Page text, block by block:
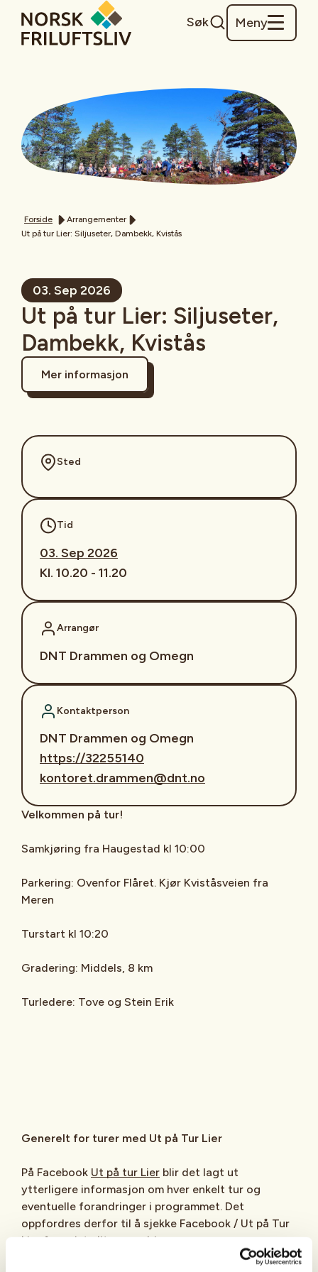
Søk Meny
Forside
Arrangementer
Ut på tur Lier: Siljuseter, Dambekk, Kvistås
03. Sep 2026
Ut på tur Lier: Siljuseter,
Dambekk, Kvistås
Mer informasjon
Sted
Tid
03. Sep 2026
Kl. 10.20 - 11.20
Arrangør
DNT Drammen og Omegn
Kontaktperson
DNT Drammen og Omegn
https://32255140
kontoret.drammen@dnt.no
Velkommen på tur!
Samkjøring fra Haugestad kl 10:00
Parkering: Ovenfor Flåret. Kjør Kviståsveien fra
Meren
Turstart kl 10:20
Gradering: Middels, 8 km
Turledere: Tove og Stein Erik
Generelt for turer med Ut på Tur Lier
På Facebook Ut på tur Lier blir det lagt ut
ytterligere informasjon om hver enkelt tur og
eventuelle forandringer i programmet. Det
oppfordres derfor til å sjekke Facebook / Ut på Tur
Lier for «siste liten» endringer.